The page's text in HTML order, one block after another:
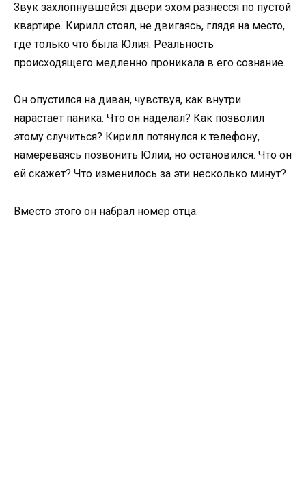
Звук захлопнувшейся двери эхом разнёсся по пустой
квартире. Кирилл стоял, не двигаясь, глядя на место,
где только что была Юлия. Реальность
происходящего медленно проникала в его сознание.
Он опустился на диван, чувствуя, как внутри
нарастает паника. Что он наделал? Как позволил
этому случиться? Кирилл потянулся к телефону,
намереваясь позвонить Юлии, но остановился. Что он
ей скажет? Что изменилось за эти несколько минут?
Вместо этого он набрал номер отца.